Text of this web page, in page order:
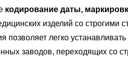
кодирование даты,
изделий со строгими
позволяет легко
заводов, переходящих со